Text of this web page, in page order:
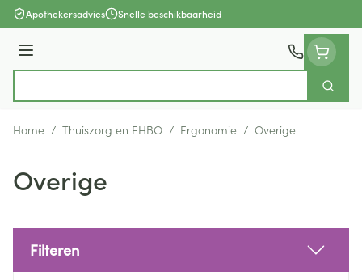
Ga naar de inhoud
Apothekersadvies Snelle beschikbaarheid
Menu
Zoek
Home / Thuiszorg en EHBO / Ergonomie / Overige
Overige
Filteren